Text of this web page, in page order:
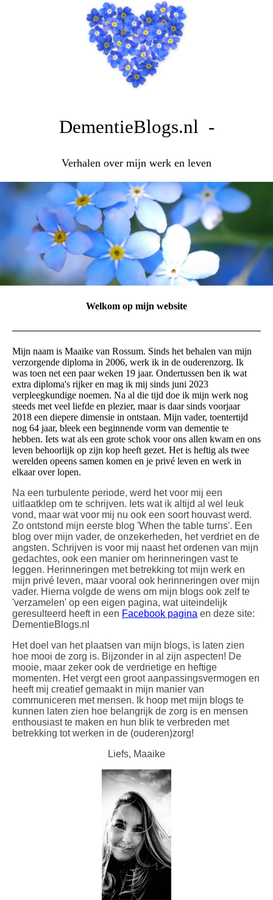
DementieBlogs.nl -
Verhalen over mijn werk en leven
Welkom op mijn website
Mijn naam is Maaike van Rossum. Sinds het behalen van mijn
verzorgende diploma in 2006, werk ik in de ouderenzorg. Ik
was toen net een paar weken 19 jaar. Ondertussen ben ik wat
extra diploma's rijker en mag ik mij sinds juni 2023
verpleegkundige noemen. Na al die tijd doe ik mijn werk nog
steeds met veel liefde en plezier, maar is daar sinds voorjaar
2018 een diepere dimensie in ontstaan. Mijn vader, toentertijd
nog 64 jaar, bleek een beginnende vorm van dementie te
hebben. Iets wat als een grote schok voor ons allen kwam en ons
leven behoorlijk op zijn kop heeft gezet. Het is heftig als twee
werelden opeens samen komen en je privé leven en werk in
elkaar over lopen.
Na een turbulente periode, werd het voor mij een
uitlaatklep om te schrijven. Iets wat ik altijd al wel leuk
vond, maar wat voor mij nu ook een soort houvast werd.
Zo ontstond mijn eerste blog 'When the table turns'. Een
blog over mijn vader, de onzekerheden, het verdriet en de
angsten. Schrijven is voor mij naast het ordenen van mijn
gedachtes, ook een manier om herinneringen vast te
leggen. Herinneringen met betrekking tot mijn werk en
mijn privé leven, maar vooral ook herinneringen over mijn
vader. Hierna volgde de wens om mijn blogs ook zelf te
'verzamelen' op een eigen pagina, wat uiteindelijk
geresulteerd heeft in een Facebook pagina en deze site:
DementieBlogs.nl
Het doel van het plaatsen van mijn blogs, is laten zien
hoe mooi de zorg is. Bijzonder in al zijn aspecten! De
mooie, maar zeker ook de verdrietige en heftige
momenten. Het vergt een groot aanpassingsvermogen en
heeft mij creatief gemaakt in mijn manier van
communiceren met mensen. Ik hoop met mijn blogs te
kunnen laten zien hoe belangrijk de zorg is en mensen
enthousiast te maken en hun blik te verbreden met
betrekking tot werken in de (ouderen)zorg!
Liefs, Maaike